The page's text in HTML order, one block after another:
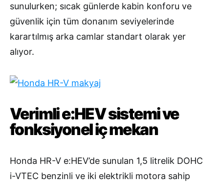
sunulurken; sıcak günlerde kabin konforu ve
güvenlik için tüm donanım seviyelerinde
karartılmış arka camlar standart olarak yer
alıyor.
Verimli e:HEV sistemi ve
fonksiyonel iç mekan
Honda HR-V e:HEV’de sunulan 1,5 litrelik DOHC
i-VTEC benzinli ve iki elektrikli motora sahip